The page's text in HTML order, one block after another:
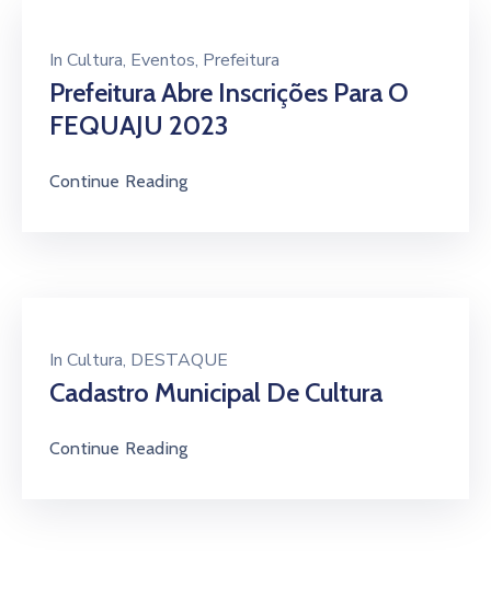
In Cultura‚ Eventos‚ Prefeitura
Prefeitura Abre Inscrições Para O
FEQUAJU 2023
Continue Reading
In Cultura‚ DESTAQUE
Cadastro Municipal De Cultura
Continue Reading